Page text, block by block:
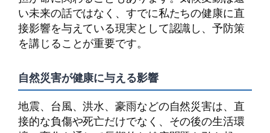
い未来の話ではなく、すでに私たちの健康に直
接影響を与えている現実として認識し、予防策
を講じることが重要です。
自然災害が健康に与える影響
地震、台風、洪水、豪雨などの自然災害は、直
接的な負傷や死亡だけでなく、その後の生活環